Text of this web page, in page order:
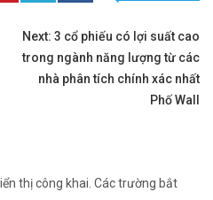
𝐭ạ𝐢 𝐜á𝐜 𝐬à𝐧 𝐭ố𝐭 𝐧𝐡ấ𝐭 𝐭𝐡ế
𝘴à𝘯 𝘧𝘰𝘳𝘦𝘹 𝘌𝘹𝘯𝘦𝘴𝘴 𝘜𝘺 𝘛í𝘯
𝘴à𝘯 𝘐𝘊𝘔𝘢𝘳𝘬𝘦𝘵𝘴 𝘯ổ𝘪 𝘵𝘪ế𝘯𝘨
𝘴à𝘯 𝘉𝘪𝘯𝘢𝘯𝘤𝘦 𝘯ổ𝘪 𝘵𝘪ế𝘯𝘨 𝘯𝘩ấ𝘵
su-that-ve-giao-
Next: 3 cổ phiếu có lợi suất cao
trong ngành năng lượng từ các
nhà phân tích chính xác nhất
Phố Wall
thị công khai. Các trường bắt